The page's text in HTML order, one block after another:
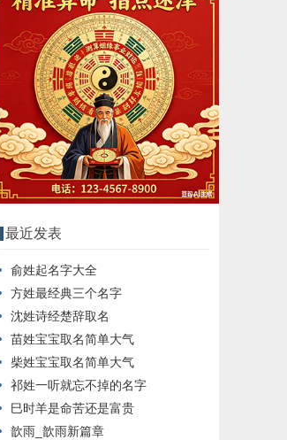
最近发表
俞姓起名字大全
方姓最经典三个名字
沈姓诗经楚辞取名
苗姓宝宝取名简单大气
柴姓宝宝取名简单大气
祁姓一听就忘不掉的名字
巳时羊是命苦还是富贵
歆雨_歆雨新篇章